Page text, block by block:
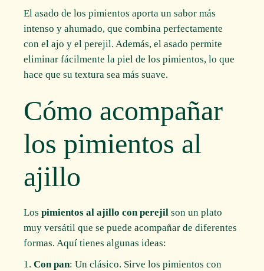
El asado de los pimientos aporta un sabor más
intenso y ahumado, que combina perfectamente
con el ajo y el perejil. Además, el asado permite
eliminar fácilmente la piel de los pimientos, lo que
hace que su textura sea más suave.
Cómo acompañar
los pimientos al
ajillo
Lospimientos al ajillo con perejil son un plato
muy versátil que se puede acompañar de diferentes
formas. Aquí tienes algunas ideas:
Con pan: Un clásico. Sirve los pimientos con